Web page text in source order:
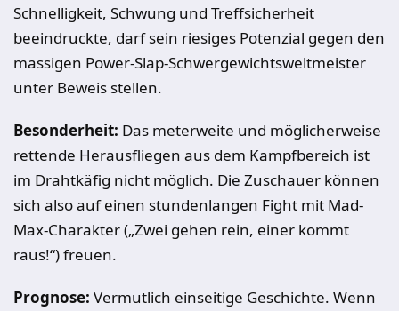
Schnelligkeit, Schwung und Treffsicherheit
beeindruckte, darf sein riesiges Potenzial gegen den
massigen Power-Slap-Schwergewichtsweltmeister
unter Beweis stellen.
Besonderheit: Das meterweite und möglicherweise
rettende Herausfliegen aus dem Kampfbereich ist
im Drahtkäfig nicht möglich. Die Zuschauer können
sich also auf einen stundenlangen Fight mit Mad-
Max-Charakter („Zwei gehen rein, einer kommt
raus!“) freuen.
Prognose: Vermutlich einseitige Geschichte. Wenn